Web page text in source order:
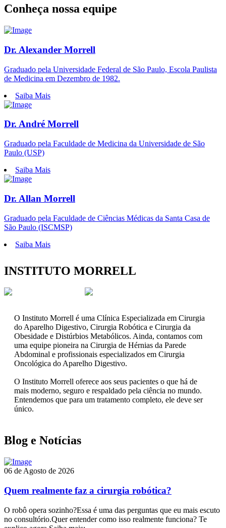
Conheça nossa equipe
Dr. Alexander Morrell
Graduado pela Universidade Federal de São Paulo, Escola Paulista
de Medicina em Dezembro de 1982.
Saiba Mais
Dr. André Morrell
Graduado pela Faculdade de Medicina da Universidade de São
Paulo (USP)
Saiba Mais
Dr. Allan Morrell
Graduado pela Faculdade de Ciências Médicas da Santa Casa de
São Paulo (ISCMSP)
Saiba Mais
INSTITUTO MORRELL
O Instituto Morrell é uma Clínica Especializada em Cirurgia
do Aparelho Digestivo, Cirurgia Robótica e Cirurgia da
Obesidade e Distúrbios Metabólicos. Ainda, contamos com
uma equipe pioneira na Cirurgia de Hérnias da Parede
Abdominal e profissionais especializados em Cirurgia
Oncológica do Aparelho Digestivo.
O Instituto Morrell oferece aos seus pacientes o que há de
mais moderno, seguro e respaldado pela ciência no mundo.
Entendemos que para um tratamento completo, ele deve ser
único.
Blog e Notícias
06 de Agosto de 2026
Quem realmente faz a cirurgia robótica?
O robô opera sozinho?Essa é uma das perguntas que eu mais escuto
no consultório.Quer entender como isso realmente funciona? Te